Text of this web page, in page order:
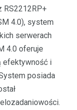
RS2212RP+
4.0), system
serwerach
4.0 oferuje
efektywność i
posiada